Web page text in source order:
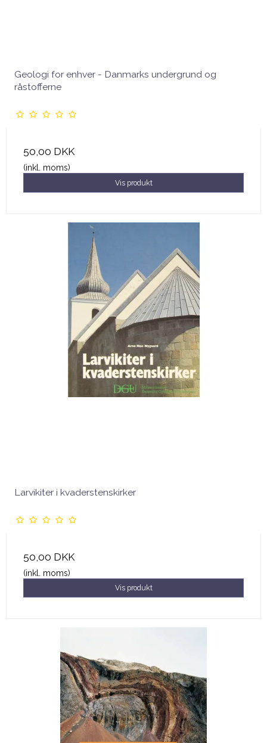
Geologi for enhver - Danmarks undergrund og
råstofferne
50,00 DKK
(inkl. moms)
Vis produkt
Larvikiter i kvaderstenskirker
50,00 DKK
(inkl. moms)
Vis produkt